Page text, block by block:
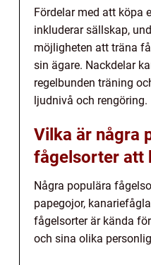
Fördelar med att köpa
inkluderar sällskap,
möjligheten att träna
sin ägare. Nackdelar
regelbunden träning
ljudnivå och rengöring.
Vilka är några
fågelsorter att
Några populära
papegojor,
fågelsorter är kända
och sina olika